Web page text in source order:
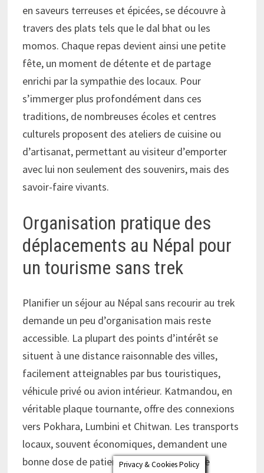
en saveurs terreuses et épicées, se découvre à
travers des plats tels que le dal bhat ou les
momos. Chaque repas devient ainsi une petite
fête, un moment de détente et de partage
enrichi par la sympathie des locaux. Pour
s’immerger plus profondément dans ces
traditions, de nombreuses écoles et centres
culturels proposent des ateliers de cuisine ou
d’artisanat, permettant au visiteur d’emporter
avec lui non seulement des souvenirs, mais des
savoir-faire vivants.
Organisation pratique des
déplacements au Népal pour
un tourisme sans trek
Planifier un séjour au Népal sans recourir au trek
demande un peu d’organisation mais reste
accessible. La plupart des points d’intérêt se
situent à une distance raisonnable des villes,
facilement atteignables par bus touristiques,
véhicule privé ou avion intérieur. Katmandou, en
véritable plaque tournante, offre des connexions
vers Pokhara, Lumbini et Chitwan. Les transports
locaux, souvent économiques, demandent une
bonne dose de patience face à leur rythme
Privacy & Cookies Policy